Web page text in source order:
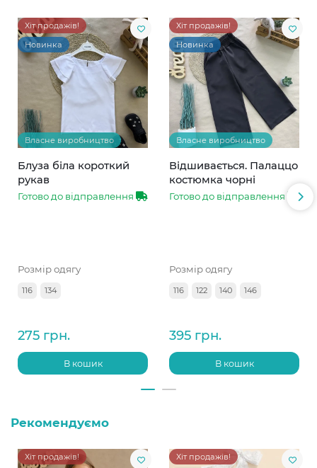
Хіт продажів!
Новинка
Власне виробництво
Блуза біла короткий
рукав
Готово до відправлення
Розмір одягу
116 134
275 грн.
В кошик
Хіт продажів!
Новинка
Власне виробництво
Відшивається. Палаццо
костюмка чорні
Готово до відправлення
Розмір одягу
116 122 140 146
395 грн.
В кошик
Рекомендуємо
Хіт продажів!
Хіт продажів!